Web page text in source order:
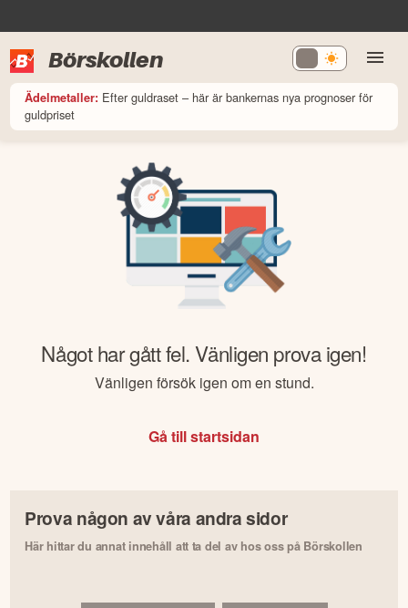
Börskollen
Ädelmetaller: Efter guldraset – här är bankernas nya prognoser för
guldpriset
Något har gått fel. Vänligen prova igen!
Vänligen försök igen om en stund.
Gå till startsidan
Prova någon av våra andra sidor
Här hittar du annat innehåll att ta del av hos oss på Börskollen